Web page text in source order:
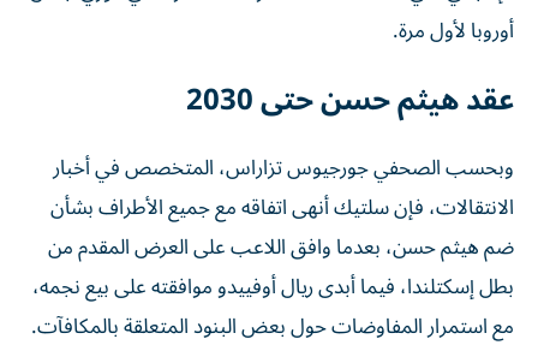
أوروبا لأول مرة.
عقد هيثم حسن حتى 2030
وبحسب الصحفي جورجيوس تزاراس، المتخصص في أخبار
الانتقالات، فإن سلتيك أنهى اتفاقه مع جميع الأطراف بشأن
ضم هيثم حسن، بعدما وافق اللاعب على العرض المقدم من
بطل إسكتلندا، فيما أبدى ريال أوفييدو موافقته على بيع نجمه،
مع استمرار المفاوضات حول بعض البنود المتعلقة بالمكافآت.